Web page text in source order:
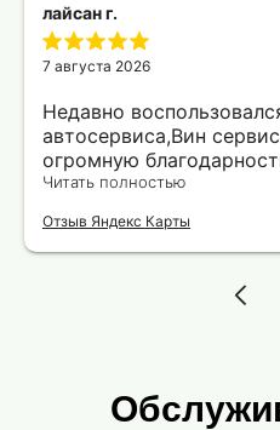
лайсан г.
7 августа 2026
Недавно
автосервиса,Вин сервис и хочу выразить
огромную
Особенно впечатлила
все работы были
сроки и с подробными
этапа ремонта. Ребята
своё дело! Отдельная
Читать полностью
Отзыв Яндекс Карты